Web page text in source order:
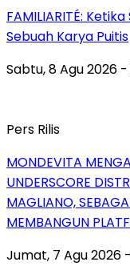
FAMILIARITÉ:
Sebuah Karya Puitis
Sabtu, 8 Agu 2026 -
Pers Rilis
MONDEVITA
UNDERSCORE
MAGLIANO,
MEMBANGUN
Jumat, 7 Agu 2026